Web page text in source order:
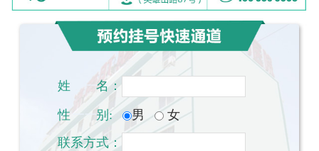
姓 一一 名：
性 一一 别: 男
女
联系方式：